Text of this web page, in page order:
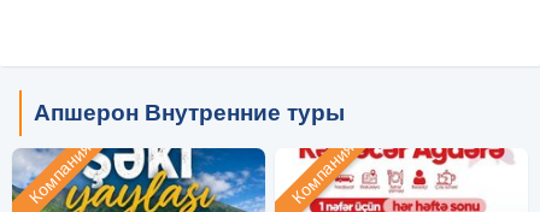
Апшерон Внутренние туры
Компания Компания